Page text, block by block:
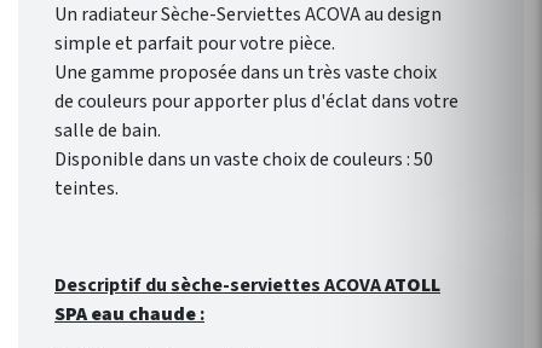
Un radiateur Sèche-Serviettes ACOVA au design
simple et parfait pour votre pièce.
Une gamme proposée dans un très vaste choix
de couleurs pour apporter plus d'éclat dans votre
salle de bain.
Disponible dans un vaste choix de couleurs : 50
teintes.
Descriptif du sèche-serviettes ACOVAATOLL
SPA eau chaude: